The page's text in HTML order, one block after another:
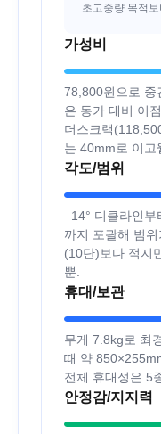
초고중량 목적
가성비
78,800원으로 중
은 동가 대비 이
더스크랙
는 40mm로 이고
각도/범위
–14° 디클라인부
까지 포괄해 범
(10단)보다 적지
뿐.
휴대/보관
무게 7.8kg로 최
때 약
전체 휴대성은 5
안정감/지지력